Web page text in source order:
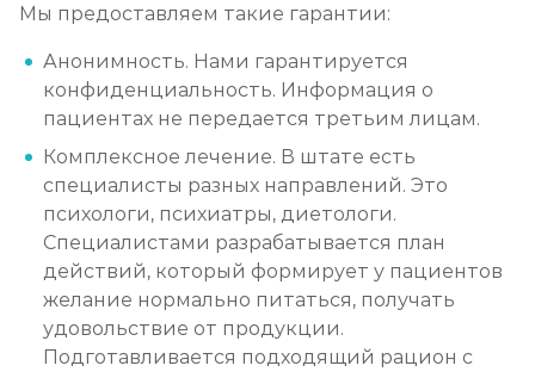
Мы предоставляем такие гарантии:
Анонимность. Нами гарантируется
конфиденциальность. Информация о
пациентах не передается третьим лицам.
Комплексное лечение. В штате есть
специалисты разных направлений. Это
психологи, психиатры, диетологи.
Специалистами разрабатывается план
действий, который формирует у пациентов
желание нормально питаться, получать
удовольствие от продукции.
Подготавливается подходящий рацион с